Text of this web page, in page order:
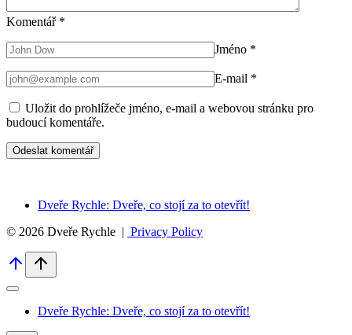
Komentář *
Jméno *
E-mail *
Uložit do prohlížeče jméno, e-mail a webovou stránku pro
budoucí komentáře.
Dveře Rychle: Dveře, co stojí za to otevřít!
© 2026 Dveře Rychle | Privacy Policy
Dveře Rychle: Dveře, co stojí za to otevřít!